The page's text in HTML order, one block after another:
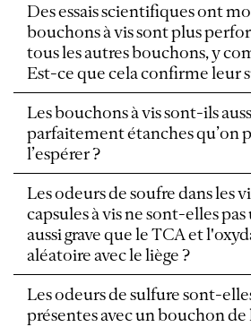
Des essais scientifiques ont
bouchons à vis sont plus
tous les autres bouchons, y
Est-ce que cela confirme leur
Les bouchons à vis sont-ils
parfaitement étanches qu’on
l’espérer ?
Les odeurs de soufre dans les
capsules à vis ne sont-elles
aussi grave que le TCA et
aléatoire avec le liège ?
Les odeurs de sulfure sont-
présentes avec un bouchon de